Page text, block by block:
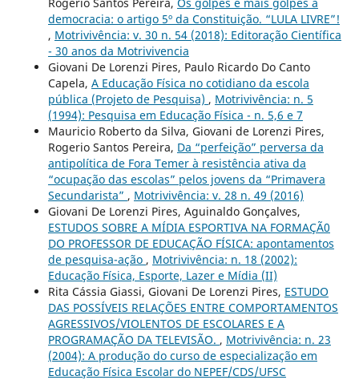
democracia: o artigo 5º da Constituição. “LULA LIVRE”!
, Motrivivência: v. 30 n. 54 (2018): Editoração Científica
- 30 anos da Motrivivencia
Giovani De Lorenzi Pires, Paulo Ricardo Do Canto
Capela, A Educação Física no cotidiano da escola
pública (Projeto de Pesquisa) , Motrivivência: n. 5
(1994): Pesquisa em Educação Física - n. 5,6 e 7
Mauricio Roberto da Silva, Giovani de Lorenzi Pires,
Rogerio Santos Pereira, Da “perfeição” perversa da
antipolítica de Fora Temer à resistência ativa da
“ocupação das escolas” pelos jovens da “Primavera
Secundarista” , Motrivivência: v. 28 n. 49 (2016)
Giovani De Lorenzi Pires, Aguinaldo Gonçalves,
ESTUDOS SOBRE A MÍDIA ESPORTIVA NA FORMAÇÃ0
DO PROFESSOR DE EDUCAÇÃO FÍSICA: apontamentos
de pesquisa-ação , Motrivivência: n. 18 (2002):
Educação Física, Esporte, Lazer e Mídia (II)
Rita Cássia Giassi, Giovani De Lorenzi Pires, ESTUDO
DAS POSSÍVEIS RELAÇÕES ENTRE COMPORTAMENTOS
AGRESSIVOS/VIOLENTOS DE ESCOLARES E A
PROGRAMAÇÃO DA TELEVISÃO. , Motrivivência: n. 23
(2004): A produção do curso de especialização em
Educação Física Escolar do NEPEF/CDS/UFSC